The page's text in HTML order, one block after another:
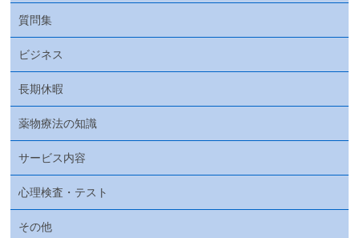
質問集
ビジネス
長期休暇
薬物療法の知識
サービス内容
心理検査・テスト
その他